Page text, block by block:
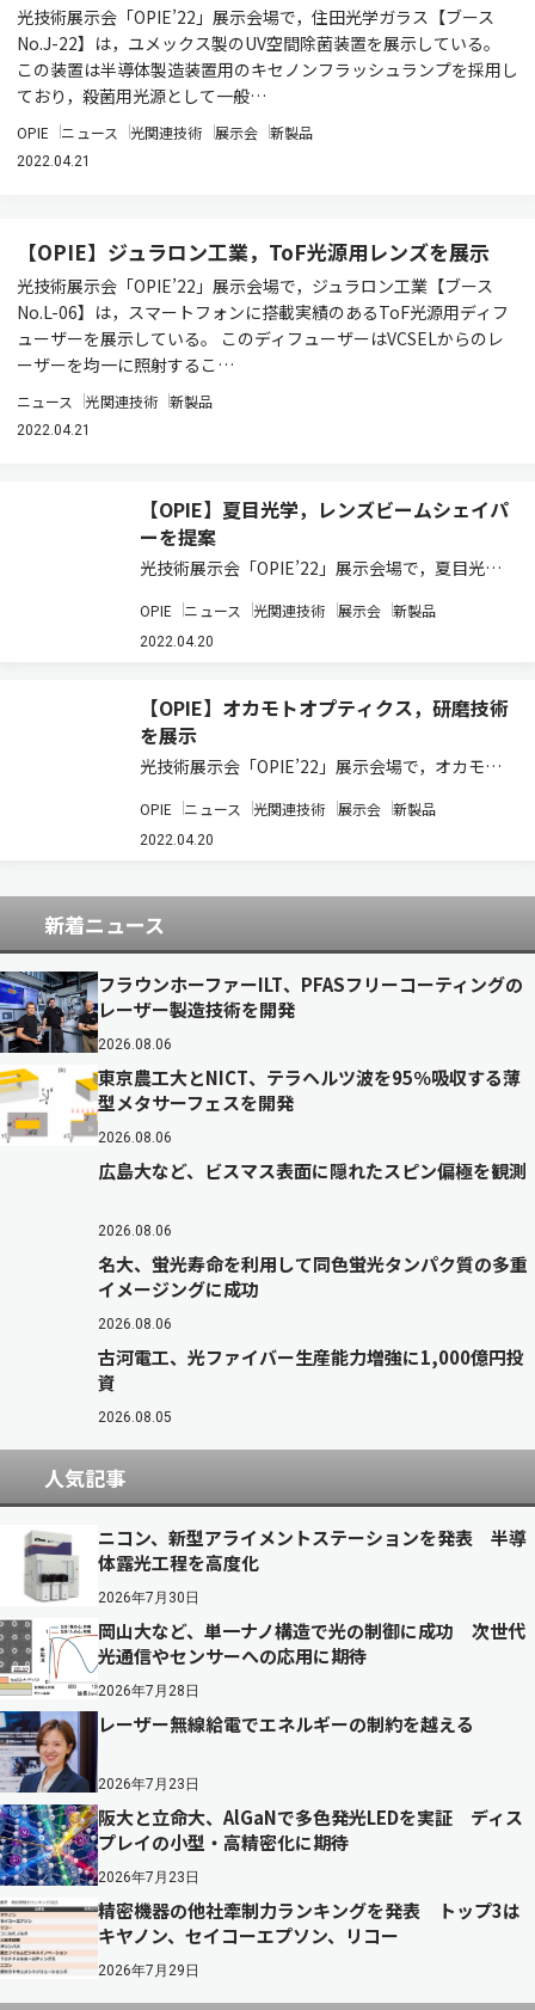
光技術展示会「OPIE’22」展示会場で，住田光学ガラス【ブース
No.J-22】は，ユメックス製のUV空間除菌装置を展示している。
この装置は半導体製造装置用のキセノンフラッシュランプを採用し
ており，殺菌用光源として一般…
OPIE ニュース 光関連技術 展示会 新製品
2022.04.21
【OPIE】ジュラロン工業，ToF光源用レンズを展示
光技術展示会「OPIE’22」展示会場で，ジュラロン工業【ブース
No.L-06】は，スマートフォンに搭載実績のあるToF光源用ディフ
ューザーを展示している。 このディフューザーはVCSELからのレ
ーザーを均一に照射するこ…
ニュース 光関連技術 新製品
2022.04.21
【OPIE】夏目光学，レンズビームシェイパ
ーを提案
光技術展示会「OPIE’22」展示会場で，夏目光学
レーザーのビームシェイパーの技術を紹介してい
る。 レーザーのビームの形を任意に成形するビー
OPIE ニュース 光関連技術 展示会 新製品
2022.04.20
【OPIE】オカモトオプティクス，研磨技術
を展示
光技術展示会「OPIE’22」展示会場で，オカモト
磨・コーティングなどの高度な加工技術を用いた
製品のサンプルを展示している。 同社では顧客の
OPIE ニュース 光関連技術 展示会 新製品
2022.04.20
新着ニュース
フラウンホーファーILT、PFASフリーコーティングの
レーザー製造技術を開発
2026.08.06
東京農工大とNICT、テラヘルツ波を95％吸収する薄
型メタサーフェスを開発
2026.08.06
広島大など、ビスマス表面に隠れたスピン偏極を観測
2026.08.06
名大、蛍光寿命を利用して同色蛍光タンパク質の多重
イメージングに成功
2026.08.06
古河電工、光ファイバー生産能力増強に1,000億円投
資
2026.08.05
人気記事
ニコン、新型アライメントステーションを発表 半導
体露光工程を高度化
2026年7月30日
岡山大など、単一ナノ構造で光の制御に成功 次世代
光通信やセンサーへの応用に期待
2026年7月28日
レーザー無線給電でエネルギーの制約を越える
2026年7月23日
阪大と立命大、AlGaNで多色発光LEDを実証 ディス
プレイの小型・高精密化に期待
2026年7月23日
精密機器の他社牽制力ランキングを発表 トップ3は
キヤノン、セイコーエプソン、リコー
2026年7月29日